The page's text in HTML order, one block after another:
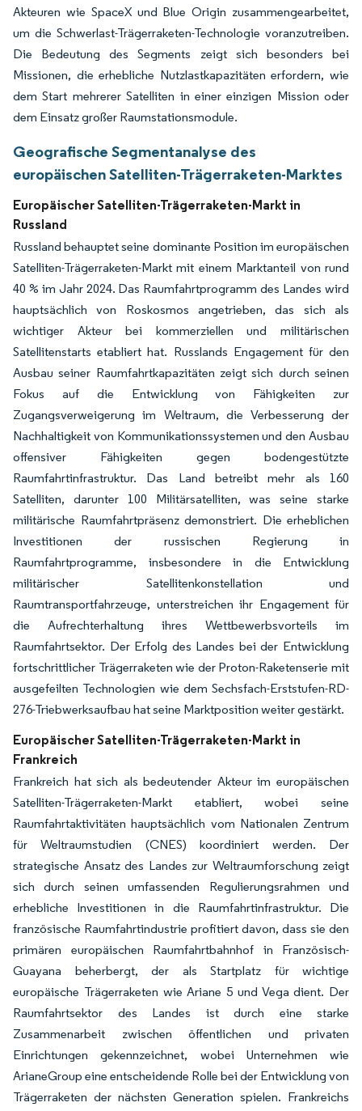
Akteuren wie SpaceX und Blue Origin zusammengearbeitet,
um die Schwerlast-Trägerraketen-Technologie voranzutreiben.
Die Bedeutung des Segments zeigt sich besonders bei
Missionen, die erhebliche Nutzlastkapazitäten erfordern, wie
dem Start mehrerer Satelliten in einer einzigen Mission oder
dem Einsatz großer Raumstationsmodule.
Geografische Segmentanalyse des
europäischen Satelliten-Trägerraketen-Marktes
Europäischer Satelliten-Trägerraketen-Markt in
Russland
Russland behauptet seine dominante Position im europäischen
Satelliten-Trägerraketen-Markt mit einem Marktanteil von rund
40 % im Jahr 2024. Das Raumfahrtprogramm des Landes wird
hauptsächlich von Roskosmos angetrieben, das sich als
wichtiger Akteur bei kommerziellen und militärischen
Satellitenstarts etabliert hat. Russlands Engagement für den
Ausbau seiner Raumfahrtkapazitäten zeigt sich durch seinen
Fokus auf die Entwicklung von Fähigkeiten zur
Zugangsverweigerung im Weltraum, die Verbesserung der
Nachhaltigkeit von Kommunikationssystemen und den Ausbau
offensiver Fähigkeiten gegen bodengestützte
Raumfahrtinfrastruktur. Das Land betreibt mehr als 160
Satelliten, darunter 100 Militärsatelliten, was seine starke
militärische Raumfahrtpräsenz demonstriert. Die erheblichen
Investitionen der russischen Regierung in
Raumfahrtprogramme, insbesondere in die Entwicklung
militärischer Satellitenkonstellation und
Raumtransportfahrzeuge, unterstreichen ihr Engagement für
die Aufrechterhaltung ihres Wettbewerbsvorteils im
Raumfahrtsektor. Der Erfolg des Landes bei der Entwicklung
fortschrittlicher Trägerraketen wie der Proton-Raketenserie mit
ausgefeilten Technologien wie dem Sechsfach-Erststufen-RD-
276-Triebwerksaufbau hat seine Marktposition weiter gestärkt.
Europäischer Satelliten-Trägerraketen-Markt in
Frankreich
Frankreich hat sich als bedeutender Akteur im europäischen
Satelliten-Trägerraketen-Markt etabliert, wobei seine
Raumfahrtaktivitäten hauptsächlich vom Nationalen Zentrum
für Weltraumstudien (CNES) koordiniert werden. Der
strategische Ansatz des Landes zur Weltraumforschung zeigt
sich durch seinen umfassenden Regulierungsrahmen und
erhebliche Investitionen in die Raumfahrtinfrastruktur. Die
französische Raumfahrtindustrie profitiert davon, dass sie den
primären europäischen Raumfahrtbahnhof in Französisch-
Guayana beherbergt, der als Startplatz für wichtige
europäische Trägerraketen wie Ariane 5 und Vega dient. Der
Raumfahrtsektor des Landes ist durch eine starke
Zusammenarbeit zwischen öffentlichen und privaten
Einrichtungen gekennzeichnet, wobei Unternehmen wie
ArianeGroup eine entscheidende Rolle bei der Entwicklung von
Trägerraketen der nächsten Generation spielen. Frankreichs